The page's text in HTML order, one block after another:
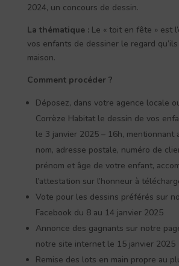
2024, un concours de dessin.
La thématique :Le « toit en fête » est
vos enfants de dessiner le regard
maison.
Comment procéder ?
Déposez, dans votre agence locale
Corrèze Habitat le dessin de vos
le 3 janvier 2025 – 16h, mentionnant
nom, adresse postale, numéro de
prénom et âge de votre enfant,
l’attestation sur l’honneur à
Vote pour les dessins préférés sur
Facebook du 8 au 14 janvier 2025
Annonce des gagnants sur notre
notre site internet le 15 janvier 2025
Remise des lots en main propre au